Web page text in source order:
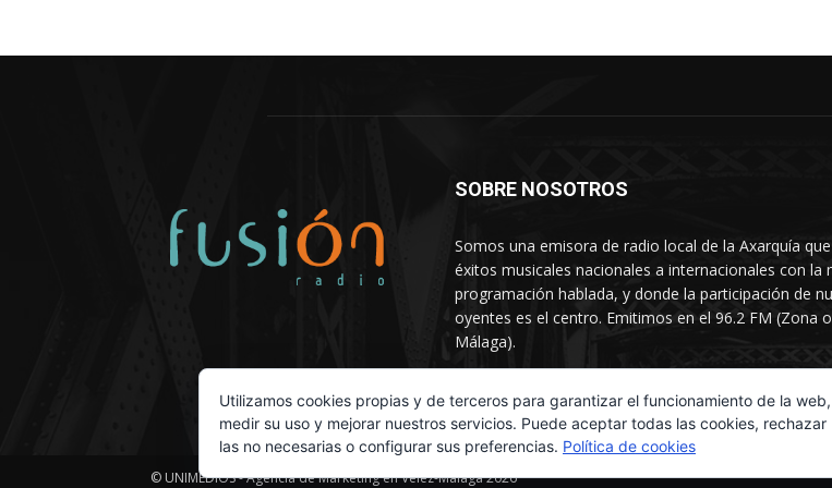
SOBRE NOSOTROS
Somos una emisora de radio local de la Axarquía
éxitos musicales nacionales a internacionales con la
programación hablada, y donde la participación de
oyentes es el centro. Emitimos en el 96.2 FM (Zona
Málaga).
© UNIMEDIOS - Agencia de Marketing en Vélez-Málaga 2026
Utilizamos cookies propias y de terceros para garantizar el funcionamiento de la web,
medir su uso y mejorar nuestros servicios. Puede aceptar todas las cookies, rechazar
las no necesarias o configurar sus preferencias. Política de cookies